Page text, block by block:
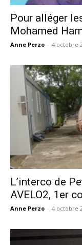
Pour alléger
Mohamed
Anne Perzo - 4 octobre
L’interco de
AVELO2, 1er
Anne Perzo - 4 octobre